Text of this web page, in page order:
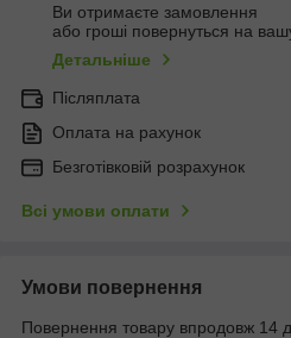
Ви отримаєте замовлення
або гроші повернуться на
Детальніше
Післяплата
Оплата на рахунок
Безготівковій розрахунок
Всі умови оплати
Умови повернення
Повернення товару впродовж 14